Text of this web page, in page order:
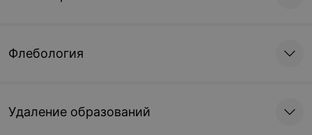
Флебология
Удаление образований